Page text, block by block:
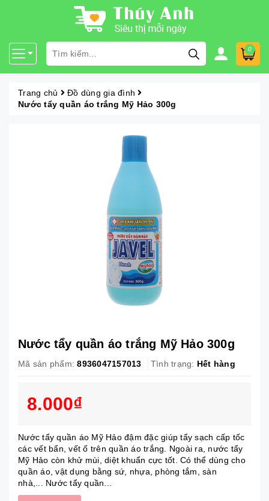
0
Trang chủ
Đồ dùng gia đình
Nước tẩy quần áo trắng Mỹ Hảo 300g
Nước tẩy quần áo trắng Mỹ Hảo 300g
Mã sản phẩm: 8936047157013 Tình trạng: Hết hàng
8.000₫
Nước tẩy quần áo Mỹ Hảo đậm đặc giúp tẩy sạch cấp tốc
các vết bẩn, vết ố trên quần áo trắng. Ngoài ra, nước tẩy
Mỹ Hảo còn khử mùi, diệt khuẩn cực tốt. Có thể dùng cho
quần áo, vật dụng bằng sứ, nhựa, phòng tắm, sàn
nhà,... Nước tẩy quần...